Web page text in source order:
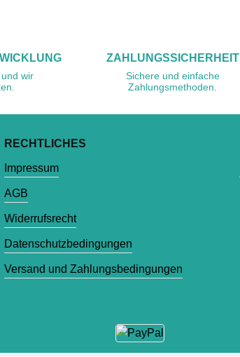
wir
ZAHLUNGSSICHERHEIT
Sichere und einfache
Zahlungsmethoden.
RECHTLICHES
Impressum
AGB
Widerrufsrecht
Datenschutzbedingungen
Versand und Zahlungsbedingungen